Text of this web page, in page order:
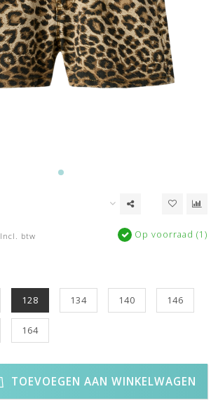
Incl. btw Op voorraad (1)
128 134 140 146
164
TOEVOEGEN AAN WINKELWAGEN